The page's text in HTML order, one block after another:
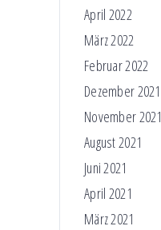
April 2022
März 2022
Februar 2022
Dezember 2021
November 2021
August 2021
Juni 2021
April 2021
März 2021